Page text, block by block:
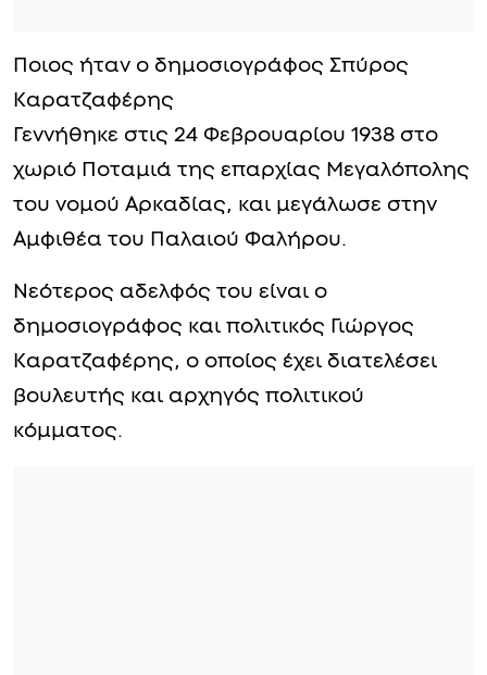
Ποιος ήταν ο δημοσιογράφος Σπύρος
Καρατζαφέρης
Γεννήθηκε στις 24 Φεβρουαρίου 1938 στο
χωριό Ποταμιά της επαρχίας Μεγαλόπολης
του νομού Αρκαδίας, και μεγάλωσε στην
Αμφιθέα του Παλαιού Φαλήρου.
Νεότερος αδελφός του είναι ο
δημοσιογράφος και πολιτικός Γιώργος
Καρατζαφέρης, ο οποίος έχει διατελέσει
βουλευτής και αρχηγός πολιτικού
κόμματος.